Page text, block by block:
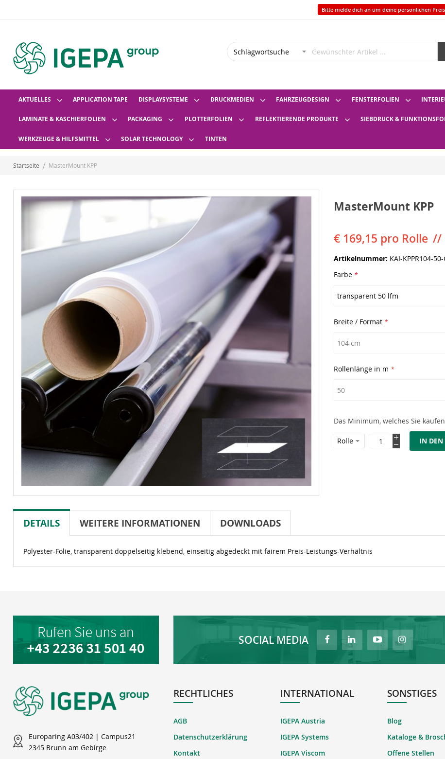
Bitte melde dich an um deine persönlichen
AKTUELLES APPLICATION TAPE DISPLAYSYSTEME DRUCKMEDIEN FAHRZEUGDESIGN FENSTERFOLIEN
LAMINATE & KASCHIERFOLIEN PACKAGING PLOTTERFOLIEN REFLEKTIERENDE PRODUKTE SIEBDRUCK &
WERKZEUGE & HILFSMITTEL SOLAR TECHNOLOGY TINTEN
Startseite MasterMount KPP
MasterMount KPP
€ 169,15 pro Rolle
Artikelnummer KAI-KPPR104-50-
Farbe
Breite / Format
Rollenlänge in m
Das Minimum, welches Sie
IN DEN
DETAILS WEITERE INFORMATIONEN DOWNLOADS
Polyester-Folie, transparent doppelseitig klebend, einseitig abgedeckt mit fairem Preis-Leistungs-Verhältnis
SOCIAL MEDIA
Europaring A03/402 | Campus21
2345 Brunn am Gebirge
RECHTLICHES
AGB
Datenschutzerklärung
Kontakt
INTERNATIONAL
IGEPA Austria
IGEPA Systems
IGEPA Viscom
SONSTIGES
Blog
Kataloge &
Offene Stellen